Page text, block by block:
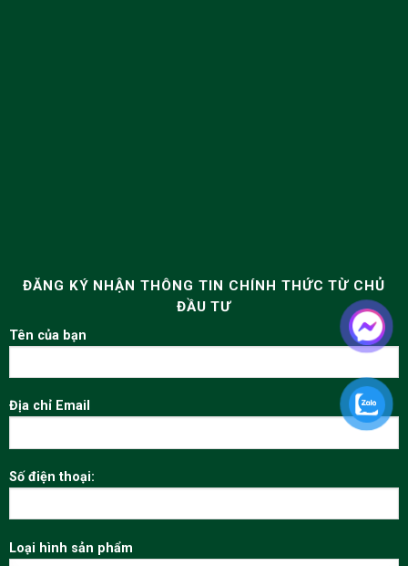
ĐĂNG KÝ NHẬN THÔNG TIN CHÍNH THỨC TỪ CHỦ
ĐẦU TƯ
Tên của bạn
Địa chỉ Email
Số điện thoại:
Loại hình sản phẩm